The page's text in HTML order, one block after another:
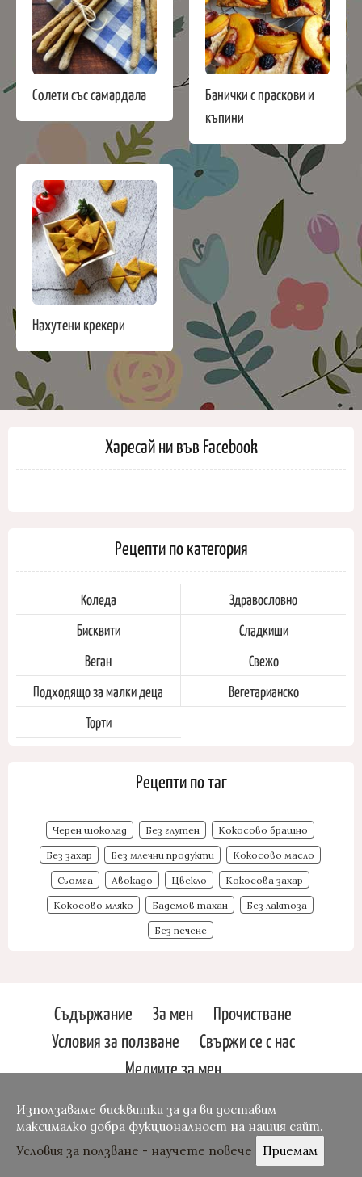
Солети със самардала
Банички с праскови и
къпини
Нахутени крекери
Харесай ни във Facebook
Рецепти по категория
Коледа
Здравословно
Бисквити
Сладкиши
Веган
Свежо
Подходящо за малки деца
Вегетарианско
Торти
Рецепти по таг
Черен шоколад Без глутен Кокосово брашно
Без захар Без млечни продукти Кокосово масло
Сьомга Авокадо Цвекло Кокосова захар
Кокосово мляко Бадемов тахан Без лактоза
Без печене
Съдържание За мен
Прочистване
Условия за ползване
Свържи се с нас
Медиите за мен
Website by:Svetlin Slavchev ThemeOsetin
Използаваме бисквитки за да ви доставим
максималко добра фукционалност на нашия сайт.
Условия за ползване - научете повече